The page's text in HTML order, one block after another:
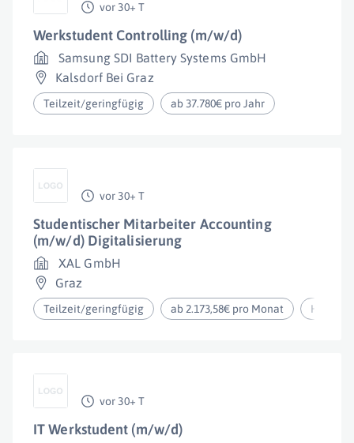
vor 30+ T
Werkstudent Controlling (m/w/d)
Samsung SDI Battery Systems GmbH
Kalsdorf Bei Graz
Teilzeit/geringfügig ab 37.780€ pro Jahr
vor 30+ T
Studentischer Mitarbeiter Accounting
(m/w/d) Digitalisierung
XAL GmbH
Graz
Teilzeit/geringfügig ab 2.173,58€ pro Monat
vor 30+ T
IT Werkstudent (m/w/d)